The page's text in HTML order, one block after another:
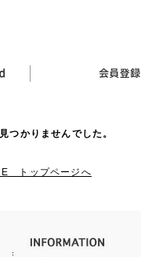
つかりませんでした。
トップページへ